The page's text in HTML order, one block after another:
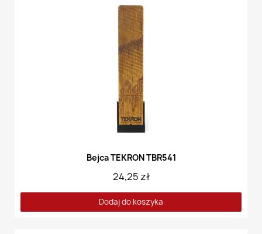
Bejca TEKRON TBR541
24,25 zł
Dodaj do koszyka